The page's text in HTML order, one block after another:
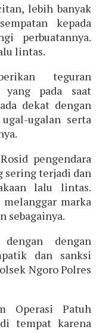
lebih banyak
kepada
perbuatannya.
lintas.
teguran
yang pada saat
dekat dengan
ugalan serta
pengendara
sering terjadi dan
lalu lintas.
marka
sebagainya.
dengan
dan sanksi
Ngoro Polres
Operasi Patuh
tempat karena